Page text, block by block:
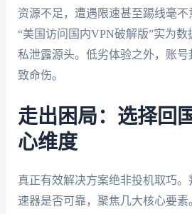
资源不足，遭遇限速甚至踢线毫
“美国访问国内VPN破解版”实为
私泄露源头。低劣体验之外，账
致命伤。
走出困局：选择回
心维度
真正有效解决方案绝非投机取巧
速器是否可靠，聚焦几大核心要